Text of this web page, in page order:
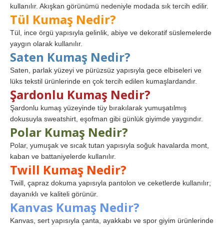
kullanılır. Akışkan görünümü nedeniyle modada sık tercih edilir.
Tül Kumaş Nedir?
Tül, ince örgü yapısıyla gelinlik, abiye ve dekoratif süslemelerde
yaygın olarak kullanılır.
Saten Kumaş Nedir?
Saten, parlak yüzeyi ve pürüzsüz yapısıyla gece elbiseleri ve
lüks tekstil ürünlerinde en çok tercih edilen kumaşlardandır.
Şardonlu Kumaş Nedir?
Şardonlu kumaş yüzeyinde tüy bırakılarak yumuşatılmış
dokusuyla sweatshirt, eşofman gibi günlük giyimde yaygındır.
Polar Kumaş Nedir?
Polar, yumuşak ve sıcak tutan yapısıyla soğuk havalarda mont,
kaban ve battaniyelerde kullanılır.
Twill Kumaş Nedir?
Twill, çapraz dokuma yapısıyla pantolon ve ceketlerde kullanılır;
dayanıklı ve kaliteli görünür.
Kanvas Kumaş Nedir?
Kanvas, sert yapısıyla çanta, ayakkabı ve spor giyim ürünlerinde